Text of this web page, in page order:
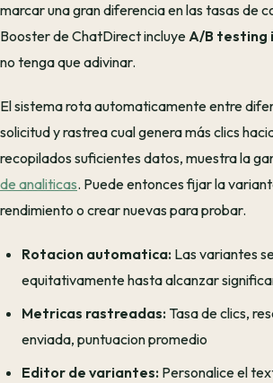
marcar una gran diferencia en las tasas de
Booster de ChatDirect incluyeA/B testing
no tenga que adivinar.
El sistema rota automaticamente entre
solicitud y rastrea cual genera más clics
recopilados suficientes datos, muestra la
de analiticas. Puede entonces fijar la
rendimiento o crear nuevas para probar.
Rotacion automatica: Las variantes
equitativamente hasta alcanzar
Metricas rastreadas: Tasa de clics,
enviada, puntuacion promedio
Editor de variantes: Personalice el